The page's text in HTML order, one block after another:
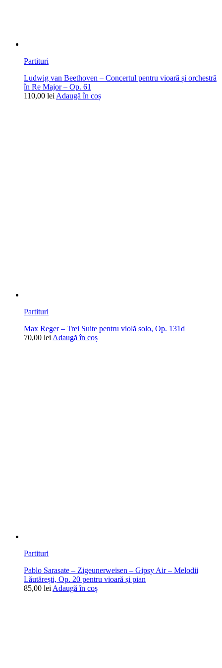
Partituri
Ludwig van Beethoven – Concertul pentru vioară și orchestră
în Re Major – Op. 61
110,00 lei Adaugă în coș
Partituri
Max Reger – Trei Suite pentru violă solo, Op. 131d
70,00 lei Adaugă în coș
Partituri
Pablo Sarasate – Zigeunerweisen – Gipsy Air – Melodii
Lăutărești, Op. 20 pentru vioară și pian
85,00 lei Adaugă în coș